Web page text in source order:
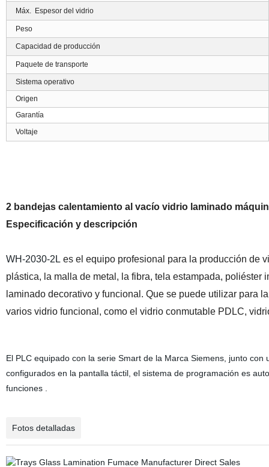
Máx. Espesor del vidrio
Peso
Capacidad de producción
Paquete de transporte
Sistema operativo
Origen
Garantía
Voltaje
2 bandejas calentamiento al vacío vidrio laminado
Especificación y descripción
WH-2030-2L es el equipo profesional para la producción de
plástica, la malla de metal, la fibra, tela estampada,
laminado decorativo y funcional. Que se puede utilizar para
varios vidrio funcional, como el vidrio conmutable PDLC,
El PLC equipado con la serie Smart de la Marca Siemens, junto
configurados en la pantalla táctil, el sistema de programación es
funciones .
Fotos detalladas